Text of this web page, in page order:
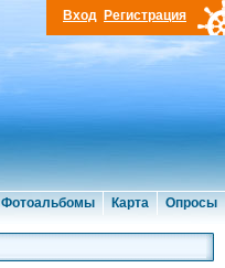
Фотоальбомы Карта Опросы
Вход Регистрация